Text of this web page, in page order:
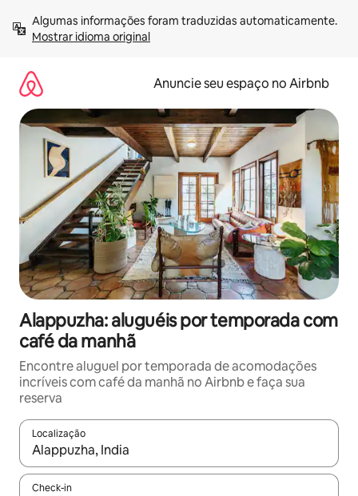
para
Mostrar idioma original
Anuncie seu espaço no Airbnb
Alappuzha: aluguéis por temporada com
café da manhã
Encontre aluguel por temporada de acomodações
incríveis com café da manhã no Airbnb e faça sua
reserva
Localização
Quando os resultados estiverem disponíveis, explore-os
Check-in